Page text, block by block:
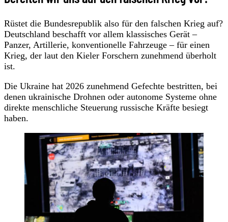
Rüstet die Bundesrepublik also für den falschen Krieg auf?
Deutschland beschafft vor allem klassisches Gerät –
Panzer, Artillerie, konventionelle Fahrzeuge – für einen
Krieg, der laut den Kieler Forschern zunehmend überholt
ist.
Die Ukraine hat 2026 zunehmend Gefechte bestritten, bei
denen ukrainische Drohnen oder autonome Systeme ohne
direkte menschliche Steuerung russische Kräfte besiegt
haben.